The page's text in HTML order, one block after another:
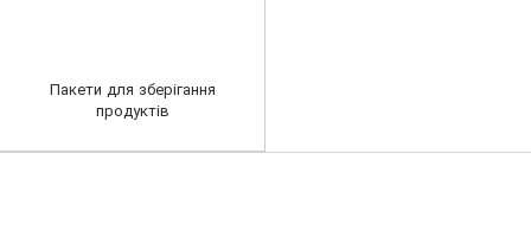
Пакети для зберігання
продуктів